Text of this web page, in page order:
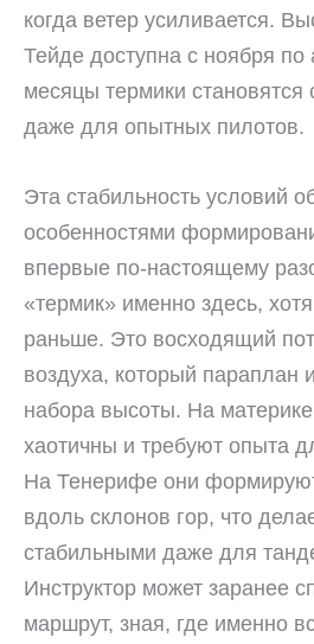
когда ветер усиливается.
Тейде доступна с ноября
месяцы термики
даже для опытных пилотов.
Эта стабильность условий
особенностями
впервые по-настоящему
«термик» именно здесь,
раньше. Это восходящий
воздуха, который параплан
набора высоты. На
хаотичны и требуют опыта
На Тенерифе они
вдоль склонов гор, что
стабильными даже для
Инструктор может заранее
маршрут, зная, где именно